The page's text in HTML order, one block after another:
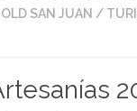
SAN JUAN /